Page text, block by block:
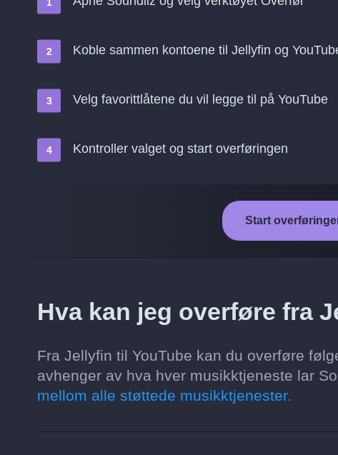
Koble sammen kontoene til Jellyfin og
Velg favorittlåtene du vil legge til på YouTube
Kontroller valget og start overføringen
Start
Hva kan jeg overføre fra
Fra Jellyfin til YouTube kan du overføre
avhenger av hva hver musikktjeneste lar
mellom alle støttede musikktjenester.